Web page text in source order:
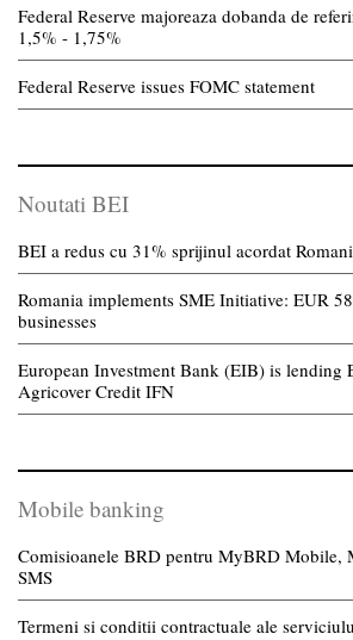
Federal Reserve majoreaza dobanda de
1,5% - 1,75%
Federal Reserve issues FOMC statement
Noutati BEI
BEI a redus cu 31% sprijinul acordat
Romania implements SME Initiative: EUR
businesses
European Investment Bank (EIB) is lending
Agricover Credit IFN
Mobile banking
Comisioanele BRD pentru MyBRD Mobile,
SMS
Termeni si conditii contractuale ale